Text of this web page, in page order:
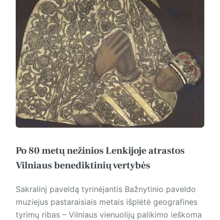
Po 80 metų nežinios Lenkijoje atrastos
Vilniaus benediktinių vertybės
Sakralinį paveldą tyrinėjantis Bažnytinio paveldo
muziejus pastaraisiais metais išplėtė geografines
tyrimų ribas – Vilniaus vienuolijų palikimo ieškoma